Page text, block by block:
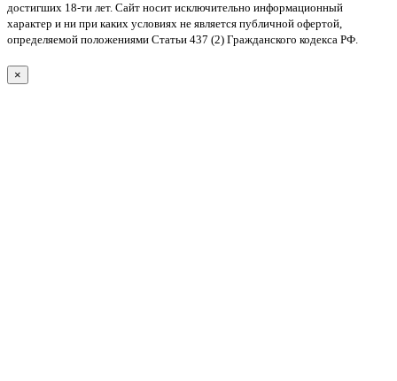
достигших 18-ти лет. Cайт носит исключительно информационный
характер и ни при каких условиях не является публичной офертой,
определяемой положениями Статьи 437 (2) Гражданского кодекса РФ.
×